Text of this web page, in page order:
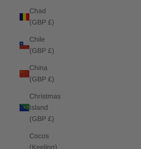
Chad
(GBP £)
Chile
(GBP £)
China
(GBP £)
Christmas
Island
(GBP £)
Cocos
(Keeling)